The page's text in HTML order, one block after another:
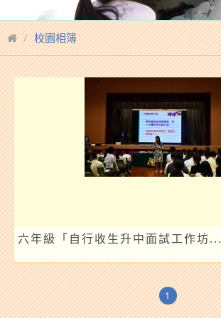
校園相簿
六年級「自行收生升中面試工作坊...
1